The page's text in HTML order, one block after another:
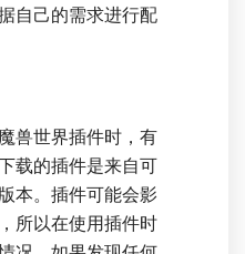
自己的需求进行配
兽世界插件时，有
载的插件是来自可
本。插件可能会影
所以在使用插件时